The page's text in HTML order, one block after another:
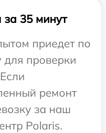
35 минут
приедет по
для проверки
ремонт
за наш
Polaris.